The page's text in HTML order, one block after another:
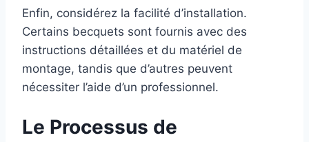
Enfin, considérez la facilité d’installation.
Certains becquets sont fournis avec des
instructions détaillées et du matériel de
montage, tandis que d’autres peuvent
nécessiter l’aide d’un professionnel.
Le Processus de